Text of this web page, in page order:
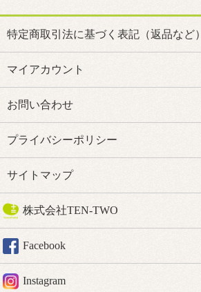
特定商取引法に基づく表記（返品など）
マイアカウント
お問い合わせ
プライバシーポリシー
サイトマップ
株式会社TEN-TWO
Facebook
Instagram